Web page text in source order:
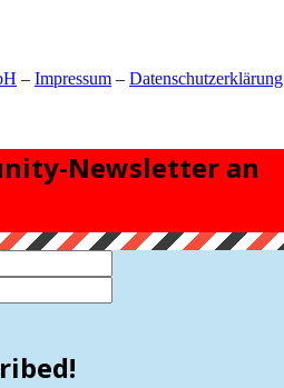
– Impressum – Datenschutzerklärung
Newsletter an